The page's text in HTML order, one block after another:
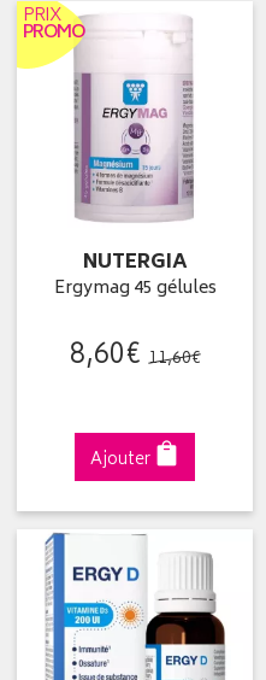
PRIX
PROMO
NUTERGIA
Ergymag 45 gélules
8,60€ 11,60€
Ajouter